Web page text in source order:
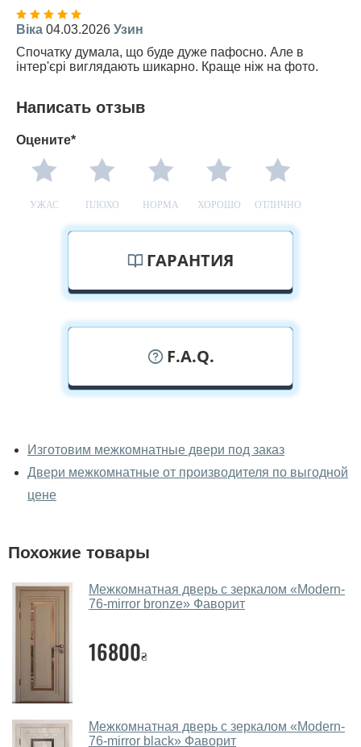
Віка 04.03.2026 Узин
Спочатку думала, що буде дуже пафосно. Але в
інтер'єрі виглядають шикарно. Краще ніж на фото.
Написать отзыв
Оцените*
УЖАС ПЛОХО НОРМА ХОРОШО ОТЛИЧНО
ГАРАНТИЯ
F.A.Q.
межкомнатные двери фаворит
вживую?
Да, можно посмотреть межкомнатные двери фаворит
дверей.
межкомнатные двери фаворит?
Да. Мы консультируем покупателей
через мессенджеры, онлайн чат или непосредственно
Изготовим межкомнатные двери под заказ
Двери межкомнатные от производителя по выгодной
цене
Похожие товары
Межкомнатная дверь с зеркалом «Modern-
76-mirror bronze» Фаворит
16800₴
Межкомнатная дверь с зеркалом «Modern-
76-mirror black» Фаворит